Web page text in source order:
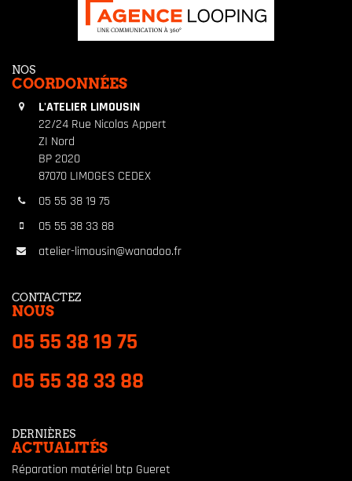
NOS
COORDONNÉES
L'ATELIER LIMOUSIN
22/24 Rue Nicolas Appert
ZI Nord
BP 2020
87070 LIMOGES CEDEX
05 55 38 19 75
05 55 38 33 88
atelier-limousin@wanadoo.fr
CONTACTEZ
NOUS
05 55 38 19 75
05 55 38 33 88
DERNIÈRES
ACTUALITÉS
Réparation matériel btp Gueret